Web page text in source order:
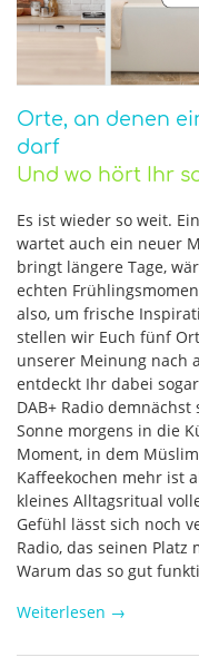
Orte, an denen
darf
Und wo hört Ihr
Es ist wieder so weit.
wartet auch ein neuer
bringt längere Tage,
echten
also, um frische
stellen wir Euch fünf
unserer Meinung nach
entdeckt Ihr dabei
DAB+ Radio
Sonne morgens in die
Moment, in dem
Kaffeekochen mehr ist
kleines Alltagsritual
Gefühl lässt sich noch
Radio, das seinen
Warum das so gut
Weiterlesen →